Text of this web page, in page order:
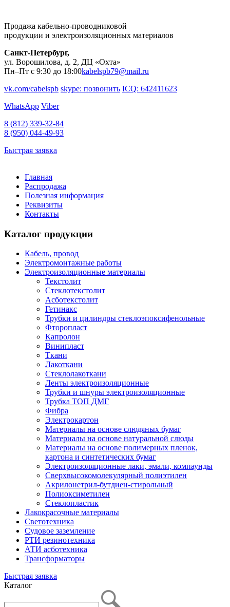
Продажа кабельно-проводниковой
продукции и электроизоляционных материалов
Санкт-Петербург,
ул. Ворошилова, д. 2, ДЦ «Охта»
Пн–Пт с 9:30 до 18:00kabelspb79@mail.ru
vk.com/cabelspb skype: позвонить ICQ: 642411623
WhatsApp Viber
8 (812) 339-32-84
8 (950) 044-49-93
Быстрая заявка
Главная
Распродажа
Полезная информация
Реквизиты
Контакты
Каталог продукции
Кабель, провод
Электромонтажные работы
Электроизоляционные материалы
Текстолит
Стеклотекстолит
Асботекстолит
Гетинакс
Трубки и цилиндры стеклоэпоксифенольные
Фторопласт
Капролон
Винипласт
Ткани
Лакоткани
Стеклолакоткани
Ленты электроизоляционные
Трубки и шнуры электроизоляционные
Трубка ТОП ДМГ
Фибра
Электрокартон
Материалы на основе слюдяных бумаг
Материалы на основе натуральной слюды
Материалы на основе полимерных пленок,
картона и синтетических бумаг
Электроизоляционные лаки, эмали, компаунды
Сверхвысокомолекулярный полиэтилен
Акрилонетрил-бутдиен-стирольный
Полиоксиметилен
Стеклопластик
Лакокрасочные материалы
Светотехника
Судовое заземление
РТИ резинотехника
АТИ асботехника
Трансформаторы
Быстрая заявка
Каталог